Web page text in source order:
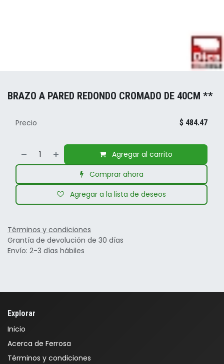
BRAZO A PARED REDONDO CROMADO DE 40CM **
Agregar al carrito
Comprar ahora
Agregar a la lista de deseos
Precio $ 484.47
Términos y condiciones
Grantía de devolución de 30 días
Envío: 2-3 días hábiles
Explorar
Inicio
Acerca de Ferrosa
Términos y condiciones